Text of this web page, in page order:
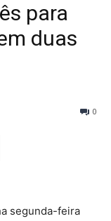
para
duas
0
segunda-feira